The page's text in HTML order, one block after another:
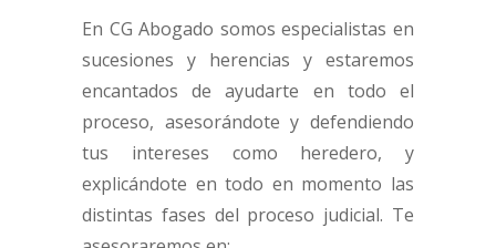
En CG Abogado somos especialistas en
sucesiones y herencias y estaremos
encantados de ayudarte en todo el
proceso, asesorándote y defendiendo
tus intereses como heredero, y
explicándote en todo en momento las
distintas fases del proceso judicial. Te